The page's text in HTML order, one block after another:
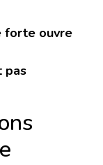
forte ouvre
pas